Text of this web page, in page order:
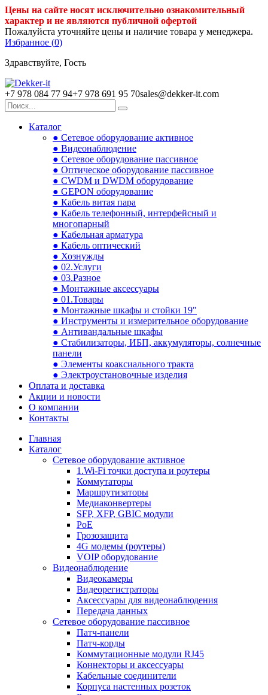
Цены на сайте носят исключительно ознакомительный
характер и не являются публичной офертой
Пожалуйста уточняйте цены и наличие товара у менеджера.
Избранное (0)
Здравствуйте, Гость
+7 978 084 77 94+7 978 691 95 70sales@dekker-it.com
Каталог
● Сетевое оборудование активное
● Видеонаблюдение
● Сетевое оборудование пассивное
● Оптическое оборудование пассивное
● CWDM и DWDM оборудование
● GEPON оборудование
● Кабель витая пара
● Кабель телефонный, интерфейсный и
многопарный
● Кабельная арматура
● Кабель оптический
● Хознужды
● 02.Услуги
● 03.Разное
● Монтажные аксессуары
● 01.Товары
● Монтажные шкафы и стойки 19"
● Инструменты и измерительное оборудование
● Антивандальные шкафы
● Стабилизаторы, ИБП, аккумуляторы, солнечные
панели
● Элементы коаксиального тракта
● Электроустановочные изделия
Оплата и доставка
Акции и новости
О компании
Контакты
Главная
Каталог
Сетевое оборудование активное
1.Wi-Fi точки доступа и роутеры
Коммутаторы
Маршрутизаторы
Медиаконвертеры
SFP, XFP, GBIC модули
PoE
Грозозащита
4G модемы (роутеры)
VOIP оборудование
Видеонаблюдение
Видеокамеры
Видеорегистраторы
Аксессуары для видеонаблюдения
Передача данных
Сетевое оборудование пассивное
Патч-панели
Патч-корды
Коммутационные модули RJ45
Коннекторы и аксессуары
Кабельные соединители
Корпуса настенных розеток